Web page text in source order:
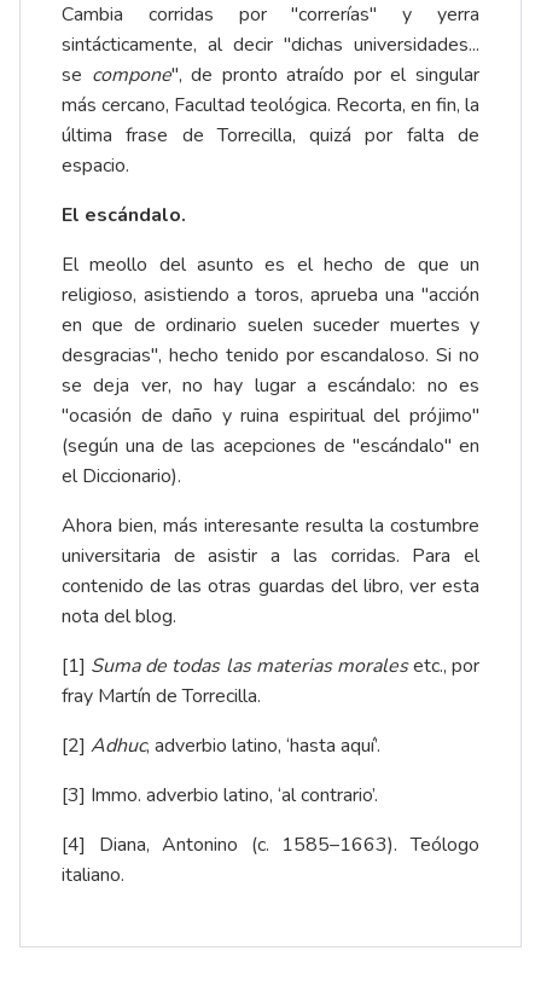
Cambia corridas por "correrías" y yerra
sintácticamente, al decir "dichas universidades...
se compone", de pronto atraído por el singular
más cercano, Facultad teológica. Recorta, en fin, la
última frase de Torrecilla, quizá por falta de
espacio.
El escándalo.
El meollo del asunto es el hecho de que un
religioso, asistiendo a toros, aprueba una "acción
en que de ordinario suelen suceder muertes y
desgracias", hecho tenido por escandaloso. Si no
se deja ver, no hay lugar a escándalo: no es
"ocasión de daño y ruina espiritual del prójimo"
(según una de las acepciones de "escándalo" en
el Diccionario).
Ahora bien, más interesante resulta la costumbre
universitaria de asistir a las corridas. Para el
contenido de las otras guardas del libro, ver esta
nota del blog.
[1] Suma de todas las materias moralesetc., por
fray Martín de Torrecilla.
[2] Adhuc, adverbio latino, ‘hasta aquí’.
[3] Immo. adverbio latino, ‘al contrario’.
[4] Diana, Antonino (c. 1585–1663). Teólogo
italiano.